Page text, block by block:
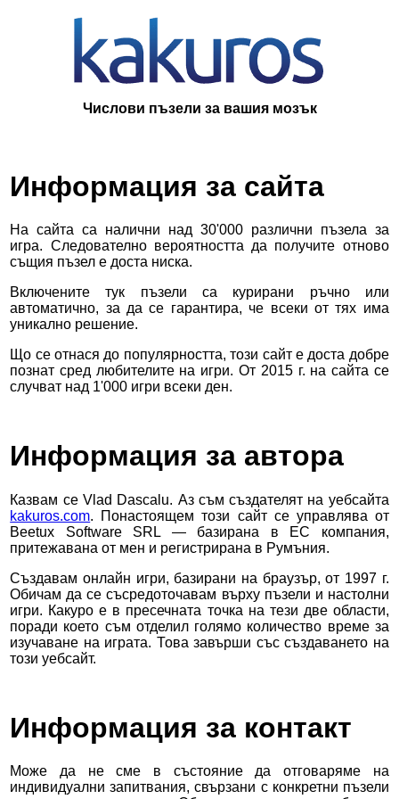
Числови пъзели за вашия мозък
Информация за сайта
На сайта са налични над 30'000 различни пъзела за
игра. Следователно вероятността да получите отново
същия пъзел е доста ниска.
Включените тук пъзели са курирани ръчно или
автоматично, за да се гарантира, че всеки от тях има
уникално решение.
Що се отнася до популярността, този сайт е доста добре
познат сред любителите на игри. От 2015 г. на сайта се
случват над 1'000 игри всеки ден.
Информация за автора
Казвам се Vlad Dascalu. Аз съм създателят на уебсайта
kakuros.com. Понастоящем този сайт се управлява от
Beetux Software SRL — базирана в ЕС компания,
притежавана от мен и регистрирана в Румъния.
Създавам онлайн игри, базирани на браузър, от 1997 г.
Обичам да се съсредоточавам върху пъзели и настолни
игри. Какуро е в пресечната точка на тези две области,
поради което съм отделил голямо количество време за
изучаване на играта. Това завърши със създаването на
този уебсайт.
Информация за контакт
Може да не сме в състояние да отговаряме на
индивидуални запитвания, свързани с конкретни пъзели